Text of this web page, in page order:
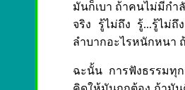
มันก็เบา ถ้าคนไม่มีกำ
จริง รู้ไม่ถึง รู้...รู้ไม่ถึ
ลำบากอะไรหนักหนา
ฉะนั้น การฟังธรรมทุ